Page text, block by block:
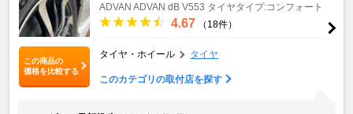
この商品の
価格を比較する
ADVAN ADVAN dB V553 タイヤタイプ:コンフォート
4.67 （18件）
タイヤ・ホイール タイヤ
このカテゴリの取付店を探す